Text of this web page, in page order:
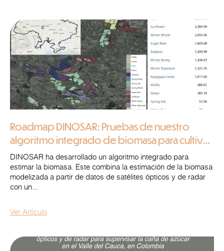
Roadmap DINOSAR: Pruebas de nuestro
algoritmo integrado de biomasa para cultivos
clave en el centro de Ucrania
DINOSAR ha desarrollado un algoritmo integrado para
estimar la biomasa. Este combina la estimación de la biomasa
modelizada a partir de datos de satélites ópticos y de radar
con un...
Ver Artículo